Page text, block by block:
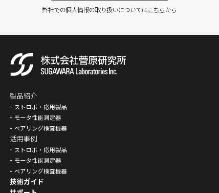
弊社での個人情報の取り扱いについてはこちらから
製品紹介
ストロボ・応用製品
モータ性能測定器
ベアリング検査機器
活用事例
ストロボ・応用製品
モータ性能測定器
ベアリング検査機器
技術ガイド